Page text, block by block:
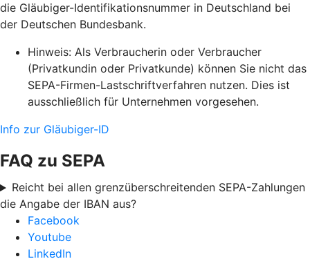
die Gläubiger-Identifikationsnummer in Deutschland bei
der Deutschen Bundesbank.
Hinweis: Als Verbraucherin oder Verbraucher
(Privatkundin oder Privatkunde) können Sie nicht das
SEPA-Firmen-Lastschriftverfahren nutzen. Dies ist
ausschließlich für Unternehmen vorgesehen.
Info zur Gläubiger-ID
FAQ zu SEPA
Reicht bei allen grenzüberschreitenden SEPA-Zahlungen
die Angabe der IBAN aus?
Facebook
Youtube
LinkedIn